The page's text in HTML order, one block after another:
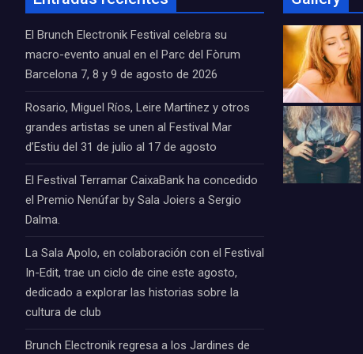
El Brunch Electronik Festival celebra su
macro-evento anual en el Parc del Fòrum
Barcelona 7, 8 y 9 de agosto de 2026
Rosario, Miguel Ríos, Leire Martínez y otros
grandes artistas se unen al Festival Mar
d’Estiu del 31 de julio al 17 de agosto
El Festival Terramar CaixaBank ha concedido
el Premio Nenúfar by Sala Joiers a Sergio
Dalma.
La Sala Apolo, en colaboración con el Festival
In-Edit, trae un ciclo de cine este agosto,
dedicado a explorar las historias sobre la
cultura de club
Brunch Electronik regresa a los Jardines de